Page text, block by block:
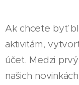
Ak chcete byť
aktivitám,
účet. Medzi
našich